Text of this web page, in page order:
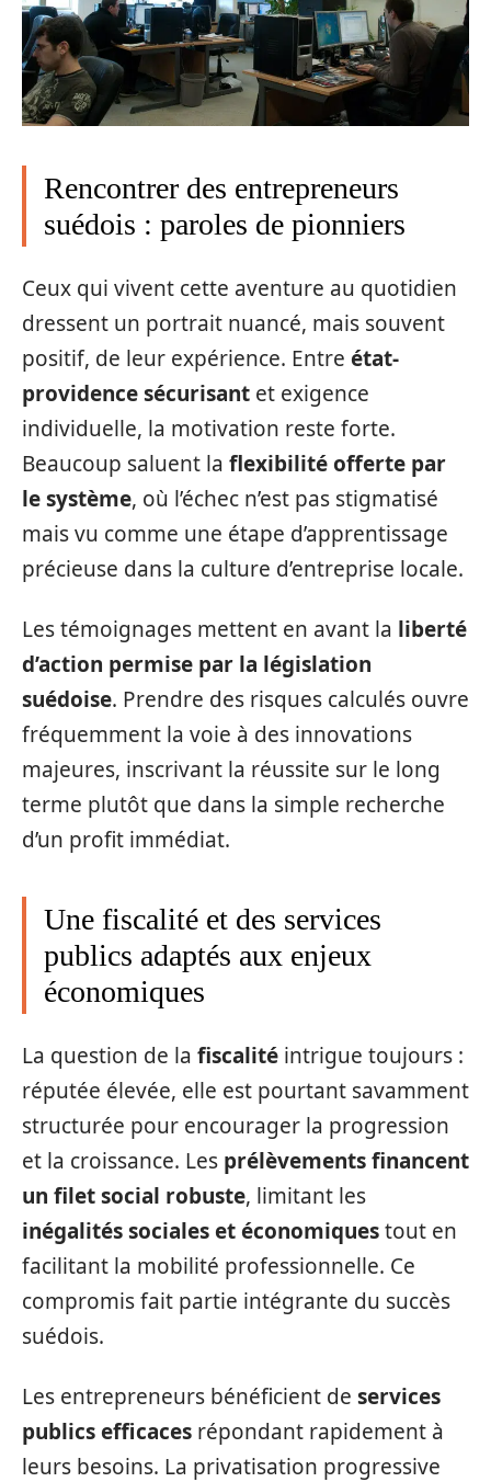
Rencontrer des entrepreneurs
suédois : paroles de pionniers
Ceux qui vivent cette aventure au quotidien
dressent un portrait nuancé, mais souvent
positif, de leur expérience. Entre état-
providence sécurisant et exigence
individuelle, la motivation reste forte.
Beaucoup saluent la flexibilité offerte par
le système, où l’échec n’est pas stigmatisé
mais vu comme une étape d’apprentissage
précieuse dans la culture d’entreprise locale.
Les témoignages mettent en avant la liberté
d’action permise par la législation
suédoise. Prendre des risques calculés ouvre
fréquemment la voie à des innovations
majeures, inscrivant la réussite sur le long
terme plutôt que dans la simple recherche
d’un profit immédiat.
Une fiscalité et des services
publics adaptés aux enjeux
économiques
La question de la fiscalité intrigue toujours :
réputée élevée, elle est pourtant savamment
structurée pour encourager la progression
et la croissance. Les prélèvements financent
un filet social robuste, limitant les
inégalités sociales et économiquestout en
facilitant la mobilité professionnelle. Ce
compromis fait partie intégrante du succès
suédois.
Les entrepreneurs bénéficient de services
publics efficaces répondant rapidement à
leurs besoins. La privatisation progressive